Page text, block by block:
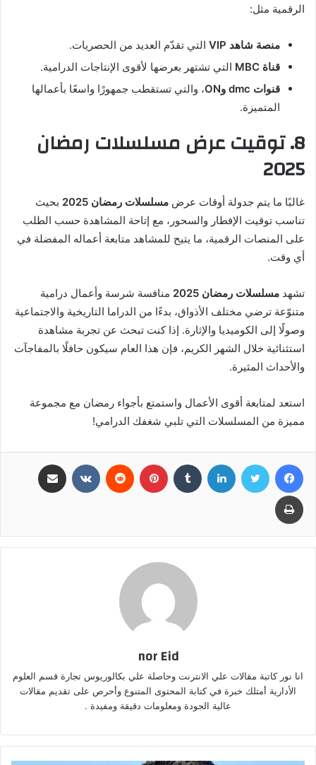
الرقمية مثل:
منصة شاهد VIP
التي تقدّم العديد من الحصريات.
قناة MBC
التي تشتهر بعرضها لأقوى الإنتاجات الدرامية.
قنوات dmc وON
، والتي تستقطب جمهورًا واسعًا بأعمالها
المتميزة.
8. توقيت عرض مسلسلات رمضان
2025
غالبًا ما يتم جدولة أوقات عرض مسلسلات رمضان 2025
بحيث
تناسب توقيت الإفطار والسحور، مع إتاحة المشاهدة حسب الطلب
على المنصات الرقمية، ما يتيح للمشاهد متابعة أعماله المفضلة في
أي وقت.
تشهد مسلسلات رمضان 2025
منافسة شرسة وأعمال درامية
متنوّعة ترضي مختلف الأذواق، بدءًا من الدراما التاريخية والاجتماعية
وصولًا إلى الكوميديا والإثارة. إذا كنت تبحث عن تجربة مشاهدة
استثنائية خلال الشهر الكريم، فإن هذا العام سيكون حافلًا بالمفاجآت
والأحداث المثيرة.
استعد لمتابعة أقوى الأعمال واستمتع بأجواء رمضان مع مجموعة
مميزة من المسلسلات التي تلبي شغفك الدرامي!
فيسبوك تويتر لينكدإن بينتيريست
طباعة
nor Eid
انا نور كاتبة مقالات علي الانترنت وحاصلة علي بكالوريوس تجارة قسم العلوم
الأدارية أمتلك خبرة في كتابة المحتوى المتنوع وأحرص على تقديم مقالات
عالية الجودة ومعلومات دقيقة ومفيدة .